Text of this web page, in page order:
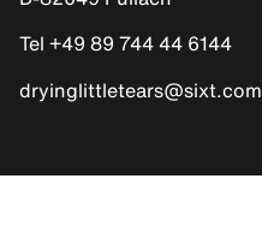
Tel +49 89 744 44 6144
dryinglittletears@sixt.com